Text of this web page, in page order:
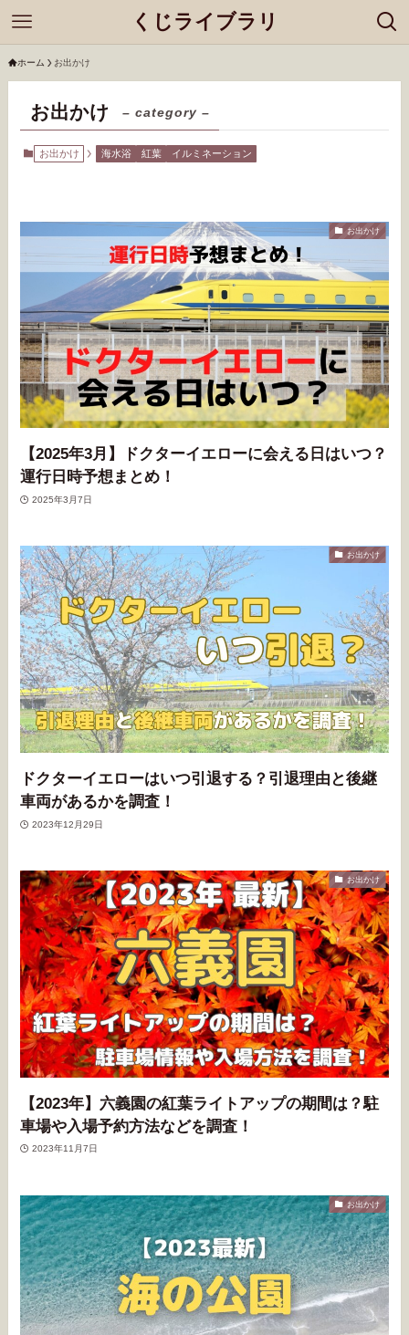
くじライブラリ
ホーム お出かけ
お出かけ – category –
お出かけ 海水浴 紅葉 イルミネーション
お出かけ
【2025年3月】ドクターイエローに会える日はいつ？
運行日時予想まとめ！
2025年3月7日
お出かけ
ドクターイエローはいつ引退する？引退理由と後継
車両があるかを調査！
2023年12月29日
お出かけ
【2023年】六義園の紅葉ライトアップの期間は？駐
車場や入場予約方法などを調査！
2023年11月7日
お出かけ